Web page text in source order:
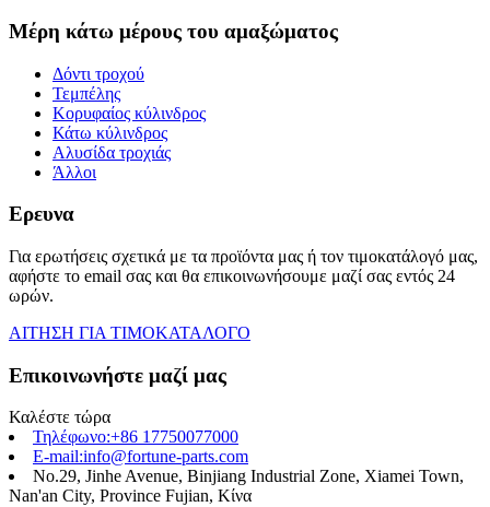
Μέρη κάτω μέρους του αμαξώματος
Δόντι τροχού
Τεμπέλης
Κορυφαίος κύλινδρος
Κάτω κύλινδρος
Αλυσίδα τροχιάς
Άλλοι
Ερευνα
Για ερωτήσεις σχετικά με τα προϊόντα μας ή τον τιμοκατάλογό μας,
αφήστε το email σας και θα επικοινωνήσουμε μαζί σας εντός 24
ωρών.
ΑΙΤΗΣΗ ΓΙΑ ΤΙΜΟΚΑΤΑΛΟΓΟ
Επικοινωνήστε μαζί μας
Καλέστε τώρα
Τηλέφωνο:+86 17750077000
E-mail:info@fortune-parts.com
No.29, Jinhe Avenue, Binjiang Industrial Zone, Xiamei Town,
Nan'an City, Province Fujian, Κίνα